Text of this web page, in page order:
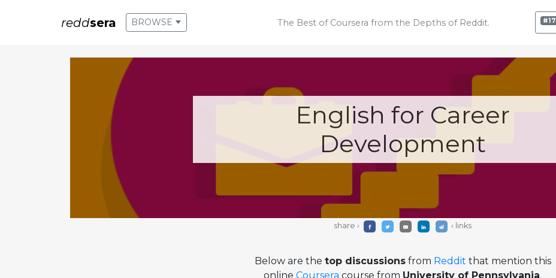
reddsera BROWSE The Best of Courserafrom the Depths of Reddit. #17
English for Career
Development
share › ‹ links
Below are the top discussionsfrom Reddit that mention this
online Coursera course from University of Pennsylvania.